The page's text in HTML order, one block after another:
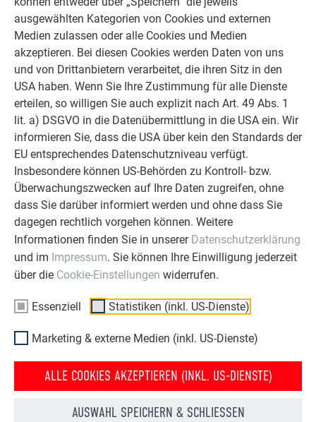
ausgewählten Kategorien von Cookies und externen
Medien zulassen oder alle Cookies und Medien
akzeptieren. Bei diesen Cookies werden Daten von uns
und von Drittanbietern verarbeitet, die ihren Sitz in den
USA haben. Wenn Sie Ihre Zustimmung für alle Dienste
erteilen, so willigen Sie auch explizit nach Art. 49 Abs. 1
lit. a) DSGVO in die Datenübermittlung in die USA ein. Wir
informieren Sie, dass die USA über kein den Standards der
EU entsprechendes Datenschutzniveau verfügt.
Insbesondere können US-Behörden zu Kontroll- bzw.
Überwachungszwecken auf Ihre Daten zugreifen, ohne
dass Sie darüber informiert werden und ohne dass Sie
dagegen rechtlich vorgehen können. Weitere
Informationen finden Sie in unserer Datenschutzerklärung
und im Impressum. Sie können Ihre Einwilligung jederzeit
über die Cookie-Einstellungen widerrufen.
Essenziell Statistiken (inkl. US-Dienste)
Marketing & externe Medien (inkl. US-Dienste)
ALLE COOKIES AKZEPTIEREN (INKL. US-DIENSTE)
AUSWAHL SPEICHERN & SCHLIESSEN
Ob Bauherr, Sanierer, Verarbeiter oder
Architekt - die Zufriedenheit all
unserer Kunden liegt uns am Herzen.
Deshalb versuchen wir als PREFA in
allen Phasen Ihres Projektes als
starker Begleiter zur Seite zu stehen.
Überzeugen Sie sich selbst!
ERFAHRUNGSBERICHTE LESEN
PREFA SANIERUNGSGALERIE
OBJEKTE VOR UND NACH DER SANIERUNG